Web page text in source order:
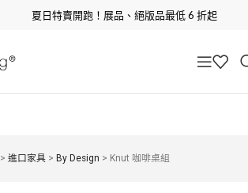
夏日特賣開跑！展品、絕版品最低 6 折起
>進口家具 > By Design > Knut 咖啡桌組